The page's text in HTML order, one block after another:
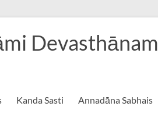
Devasthānam
Kanda Sasti Annadāna Sabhais